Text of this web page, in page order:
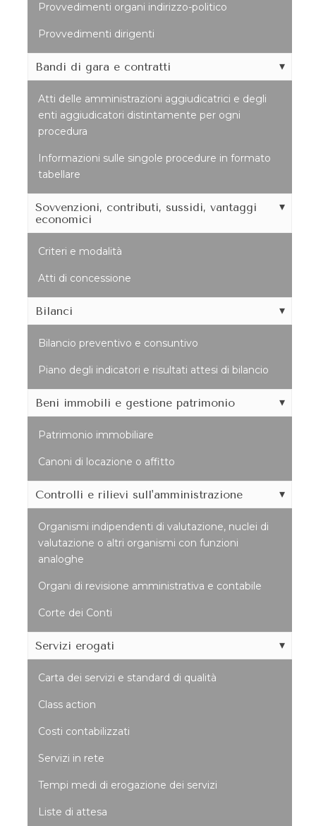
Provvedimenti organi indirizzo-politico
Provvedimenti dirigenti
Bandi di gara e contratti
Atti delle amministrazioni aggiudicatrici e degli
enti aggiudicatori distintamente per ogni
procedura
Informazioni sulle singole procedure in formato
tabellare
Sovvenzioni, contributi, sussidi, vantaggi
economici
Criteri e modalità
Atti di concessione
Bilanci
Bilancio preventivo e consuntivo
Piano degli indicatori e risultati attesi di bilancio
Beni immobili e gestione patrimonio
Patrimonio immobiliare
Canoni di locazione o affitto
Controlli e rilievi sull'amministrazione
Organismi indipendenti di valutazione, nuclei di
valutazione o altri organismi con funzioni
analoghe
Organi di revisione amministrativa e contabile
Corte dei Conti
Servizi erogati
Carta dei servizi e standard di qualità
Class action
Costi contabilizzati
Servizi in rete
Tempi medi di erogazione dei servizi
Liste di attesa